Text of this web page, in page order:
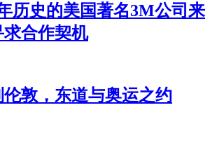
历史的美国著名3M公司来
合作契机
伦敦，东道与奥运之约